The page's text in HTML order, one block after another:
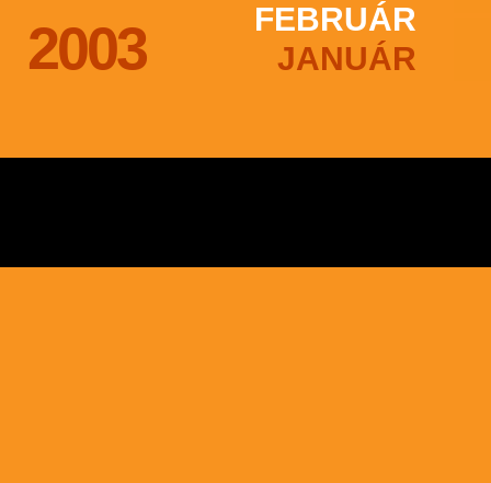
2003
FEBRUÁR
JANUÁR